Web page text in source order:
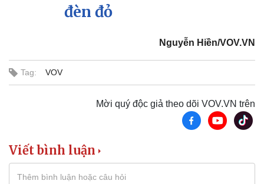
đèn đỏ
Nguyễn Hiền/VOV.VN
Tag: VOV
Mời quý độc giả theo dõi VOV.VN trên
Viết bình luận